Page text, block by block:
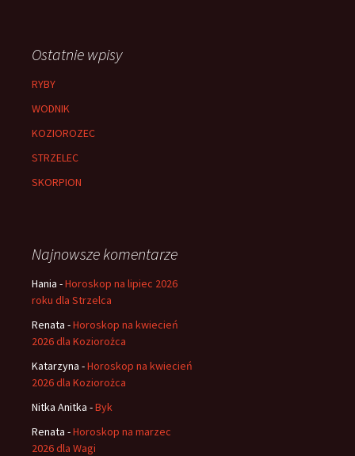
Ostatnie wpisy
RYBY
WODNIK
KOZIOROZEC
STRZELEC
SKORPION
Najnowsze komentarze
Hania -Horoskop na lipiec 2026
roku dla Strzelca
Renata -Horoskop na kwiecień
2026 dla Koziorożca
Katarzyna -Horoskop na kwiecień
2026 dla Koziorożca
Nitka Anitka -Byk
Renata -Horoskop na marzec
2026 dla Wagi